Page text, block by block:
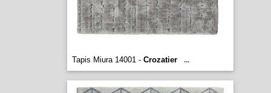
Tapis Miura 14001 - Crozatier ...